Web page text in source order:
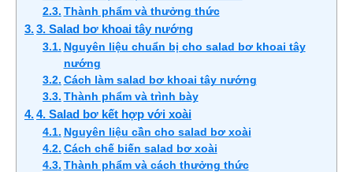
Thành phẩm và thưởng thức
3. Salad bơ khoai tây nướng
Nguyên liệu chuẩn bị cho salad bơ khoai tây
nướng
Cách làm salad bơ khoai tây nướng
Thành phẩm và trình bày
4. Salad bơ kết hợp với xoài
Nguyên liệu cần cho salad bơ xoài
Cách chế biến salad bơ xoài
Thành phẩm và cách thưởng thức